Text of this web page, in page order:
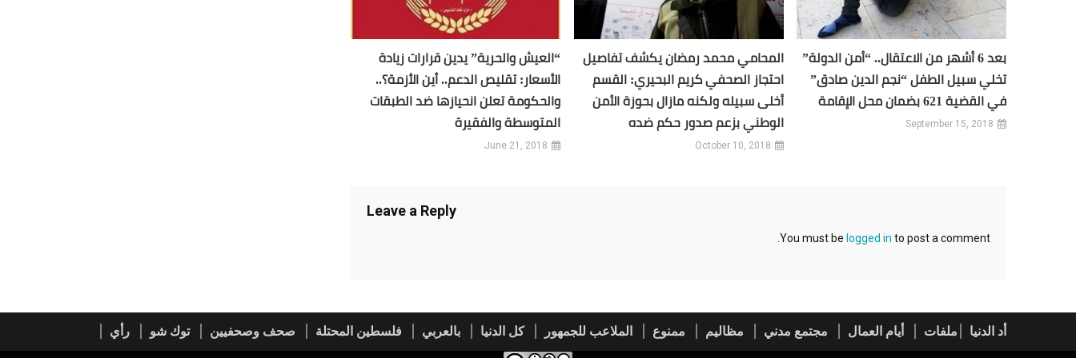
بعد 6 أشهر من الاعتقال.. “أمن الدولة”
تخلي سبيل الطفل “نجم الدين صادق”
في القضية 621 بضمان محل الإقامة
September 15, 2018
المحامي محمد رمضان يكشف تفاصيل
احتجاز الصحفي كريم البحيري: القسم
أخلى سبيله ولكنه مازال بحوزة الأمن
الوطني بزعم صدور حكم ضده
October 10, 2018
“العيش والحرية” يدين قرارات زيادة
الأسعار: تقليص الدعم.. أين الأزمة؟..
والحكومة تعلن انحيازها ضد الطبقات
المتوسطة والفقيرة
June 21, 2018
Leave a Reply
You must be logged in to post a comment.
أد الدنيا ملفات أيام العمال مجتمع مدني مظاليم ممنوع الملاعب للجمهور كل الدنيا بالعربي فلسطين المحتلة صحف وصحفيين توك شو رأي